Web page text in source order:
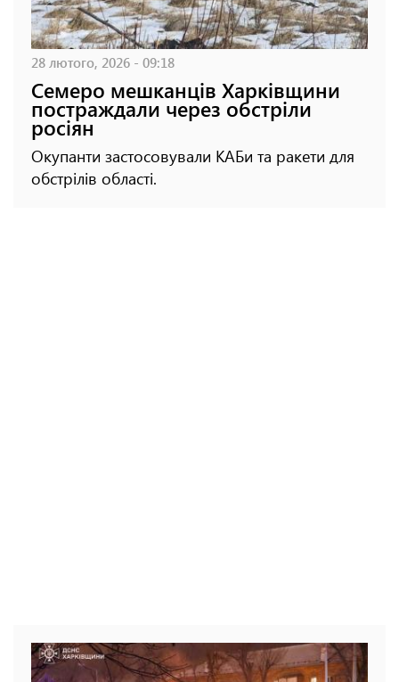
28 лютого, 2026 - 09:18
Семеро мешканців Харківщини
постраждали через обстріли
росіян
Окупанти застосовували КАБи та ракети для
обстрілів області.